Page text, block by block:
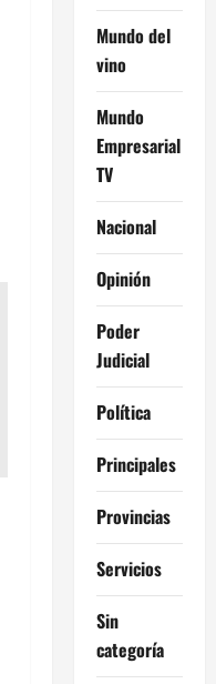
Mundo del
vino
Mundo
Empresarial
TV
Nacional
Opinión
Poder
Judicial
Política
Principales
Provincias
Servicios
Sin
categoría